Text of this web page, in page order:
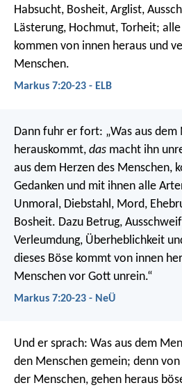
Habsucht, Bosheit, Arglist,
Lästerung, Hochmut, Torheit;
kommen von innen heraus und
Menschen.
Markus 7:20-23 - ELB
Dann fuhr er fort: „Was aus dem
herauskommt, das macht ihn
aus dem Herzen des Menschen,
Gedanken und mit ihnen alle
Unmoral, Diebstahl, Mord,
Bosheit. Dazu Betrug,
Verleumdung, Überheblichkeit
dieses Böse kommt von innen
Menschen vor Gott unrein.“
Markus 7:20-23 - NeÜ
Und er sprach: Was aus dem
den Menschen gemein; denn
der Menschen, gehen heraus